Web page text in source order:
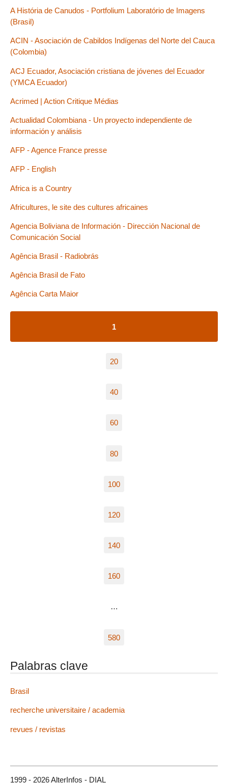
A História de Canudos - Portfolium Laboratório de Imagens
(Brasil)
ACIN - Asociación de Cabildos Indígenas del Norte del Cauca
(Colombia)
ACJ Ecuador, Asociación cristiana de jóvenes del Ecuador
(YMCA Ecuador)
Acrimed | Action Critique Médias
Actualidad Colombiana - Un proyecto independiente de
información y análisis
AFP - Agence France presse
AFP - English
Africa is a Country
Africultures, le site des cultures africaines
Agencia Boliviana de Información - Dirección Nacional de
Comunicación Social
Agência Brasil - Radiobrás
Agência Brasil de Fato
Agência Carta Maior
1
20
40
60
80
100
120
140
160
…
580
Palabras clave
Brasil
recherche universitaire / academia
revues / revistas
1999 - 2026 AlterInfos - DIAL